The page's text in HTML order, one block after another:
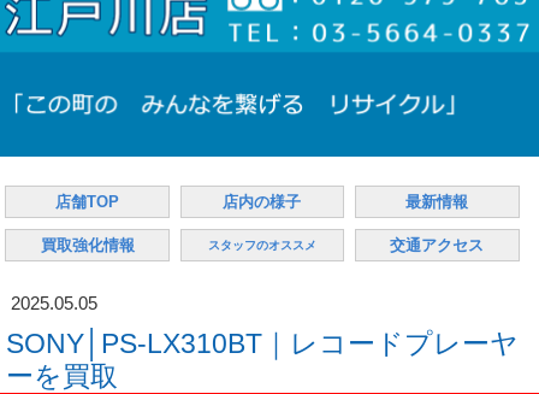
店舗TOP 店内の様子 最新情報
買取強化情報 スタッフのオススメ 交通アクセス
2025.05.05
SONY│PS-LX310BT｜レコードプレーヤ
ーを買取